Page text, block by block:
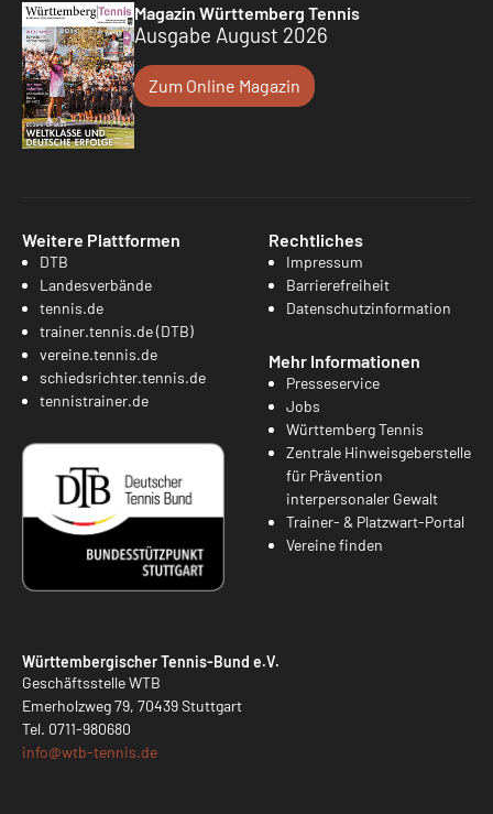
Magazin Württemberg Tennis
Ausgabe August 2026
Zum Online Magazin
Weitere Plattformen
DTB
Landesverbände
tennis.de
trainer.tennis.de (DTB)
vereine.tennis.de
schiedsrichter.tennis.de
tennistrainer.de
Rechtliches
Impressum
Barrierefreiheit
Datenschutzinformation
Mehr Informationen
Presseservice
Jobs
Württemberg Tennis
Zentrale Hinweisgeberstelle
für Prävention
interpersonaler Gewalt
Trainer- & Platzwart-Portal
Vereine finden
Württembergischer Tennis-Bund e.V.
Geschäftsstelle WTB
Emerholzweg 79, 70439 Stuttgart
Tel. 0711-980680
info@wtb-tennis.de